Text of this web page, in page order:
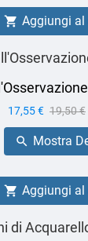
 Aggiungi al
Prezzo
17,55 € Prezzo
base
19,50 €
 Mostra
 Aggiungi al